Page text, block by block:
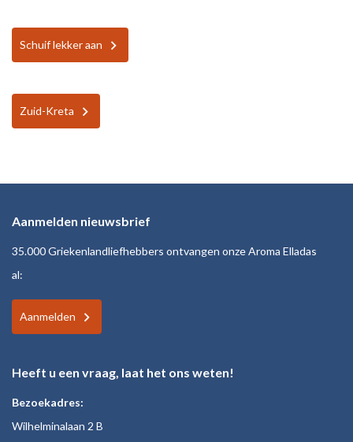
Schuif lekker aan
Zuid-Kreta
Aanmelden nieuwsbrief
35.000 Griekenlandliefhebbers ontvangen onze Aroma Elladas
al:
Aanmelden
Heeft u een vraag, laat het ons weten!
Bezoekadres:
Wilhelminalaan 2 B